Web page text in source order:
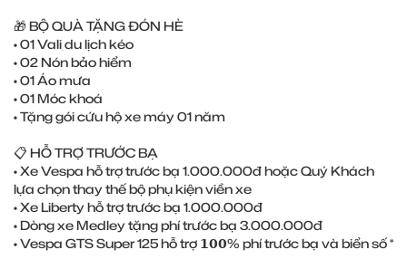
🎁 BỘ QUÀ TẶNG ĐÓN HÈ
• 01 Vali du lịch kéo
• 02 Nón bảo hiểm
• 01 Áo mưa
• 01 Móc khoá
• Tặng gói cứu hộ xe máy 01 năm
📋 HỖ TRỢ TRƯỚC BẠ
• Xe Vespa hỗ trợ trước bạ 1.000.000đ hoặc Quý Khách
lựa chọn thay thế bộ phụ kiện viền xe
• Xe Liberty hỗ trợ trước bạ 1.000.000đ
• Dòng xe Medley tặng phí trước bạ 3.000.000đ
• Vespa GTS Super 125 hỗ trợ 𝟭𝟬𝟬% phí trước bạ và biển số *